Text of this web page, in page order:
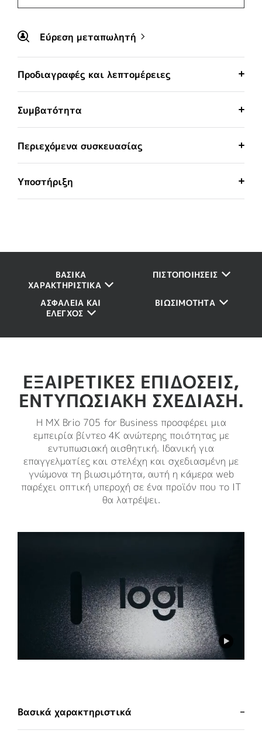
Εύρεση μεταπωλητή
Προδιαγραφές και λεπτομέρειες
Συμβατότητα
Περιεχόμενα συσκευασίας
Υποστήριξη
ΒΑΣΙΚΆ
ΧΑΡΑΚΤΗΡΙΣΤΙΚΆ
ΠΙΣΤΟΠΟΙΉΣΕΙΣ
ΑΣΦΆΛΕΙΑ ΚΑΙ
ΈΛΕΓΧΟΣ
ΒΙΩΣΙΜΌΤΗΤΑ
ΕΞΑΙΡΕΤΙΚΈΣ ΕΠΙΔΌΣΕΙΣ,
ΕΝΤΥΠΩΣΙΑΚΉ ΣΧΕΔΊΑΣΗ.
Η MX Brio 705 for Business προσφέρει μια
εμπειρία βίντεο 4K ανώτερης ποιότητας με
εντυπωσιακή αισθητική. Ιδανική για
επαγγελματίες και στελέχη και σχεδιασμένη με
γνώμονα τη βιωσιμότητα, αυτή η κάμερα web
παρέχει οπτική υπεροχή σε ένα προϊόν που το ΙΤ
θα λατρέψει.
Βασικά χαρακτηριστικά